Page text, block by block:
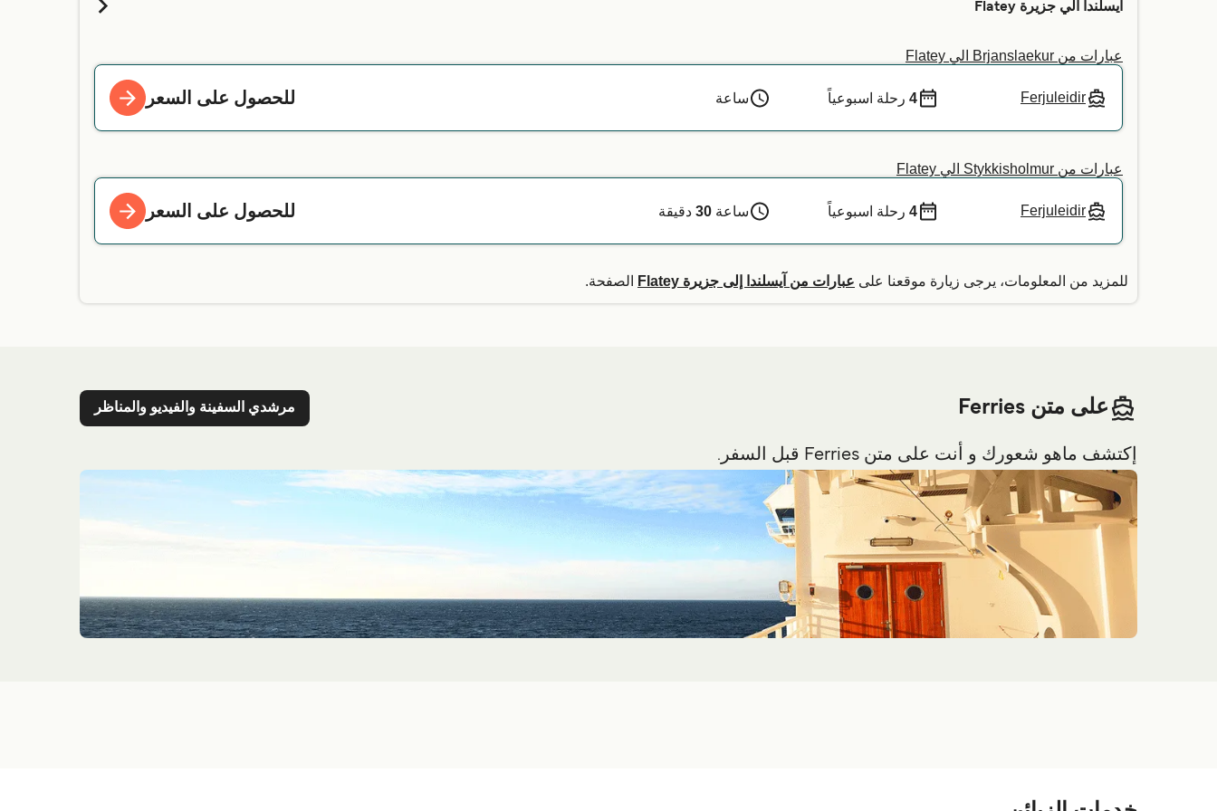
آيسلندا الي جزيرة Flatey
عبارات من Brjanslaekur الي Flatey
Ferjuleidir
4رحلة اسبوعياً ساعة للحصول على السعر
عبارات من Stykkisholmur الي Flatey
Ferjuleidir
4رحلة اسبوعياً ساعة 30دقيقة للحصول على السعر
للمزيد من المعلومات، يرجى زيارة موقعنا على عبارات من آيسلندا إلى جزيرة Flatey الصفحة.
على متن Ferries مرشدي السفينة والفيديو والمناظر
إكتشف ماهو شعورك و أنت على متن Ferries قبل السفر.